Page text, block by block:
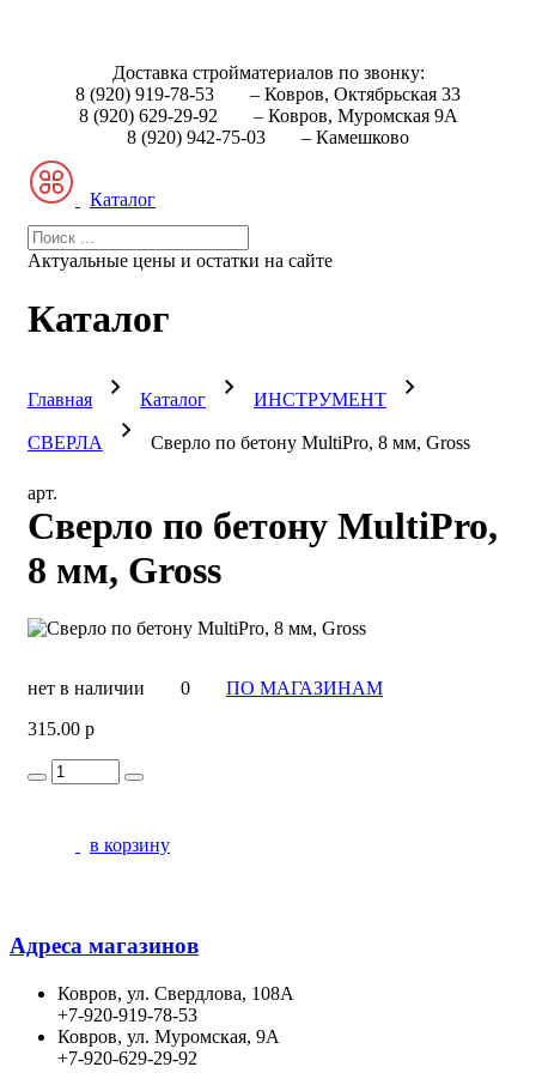
Доставка стройматериалов по звонку:
8 (920) 919-78-53
– Ковров, Октябрьская 33
8 (920) 629-29-92
– Ковров, Муромская 9А
8 (920) 942-75-03
– Камешково
Каталог
Актуальные цены и остатки на сайте
Каталог
Главная Каталог ИНСТРУМЕНТ
СВЕРЛА Сверло по бетону MultiPro, 8 мм, Gross
арт.
Сверло по бетону MultiPro,
8 мм, Gross
нет в наличии 0
ПО МАГАЗИНАМ
315.00 р
в корзину
Адреса магазинов
Ковров, ул. Свердлова, 108А
+7-920-919-78-53
Ковров, ул. Муромская, 9А
+7-920-629-29-92